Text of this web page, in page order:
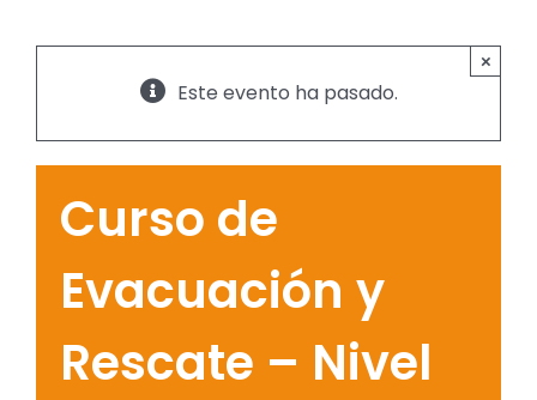
Este evento ha pasado.
×
Curso de
Evacuación y
Rescate – Nivel